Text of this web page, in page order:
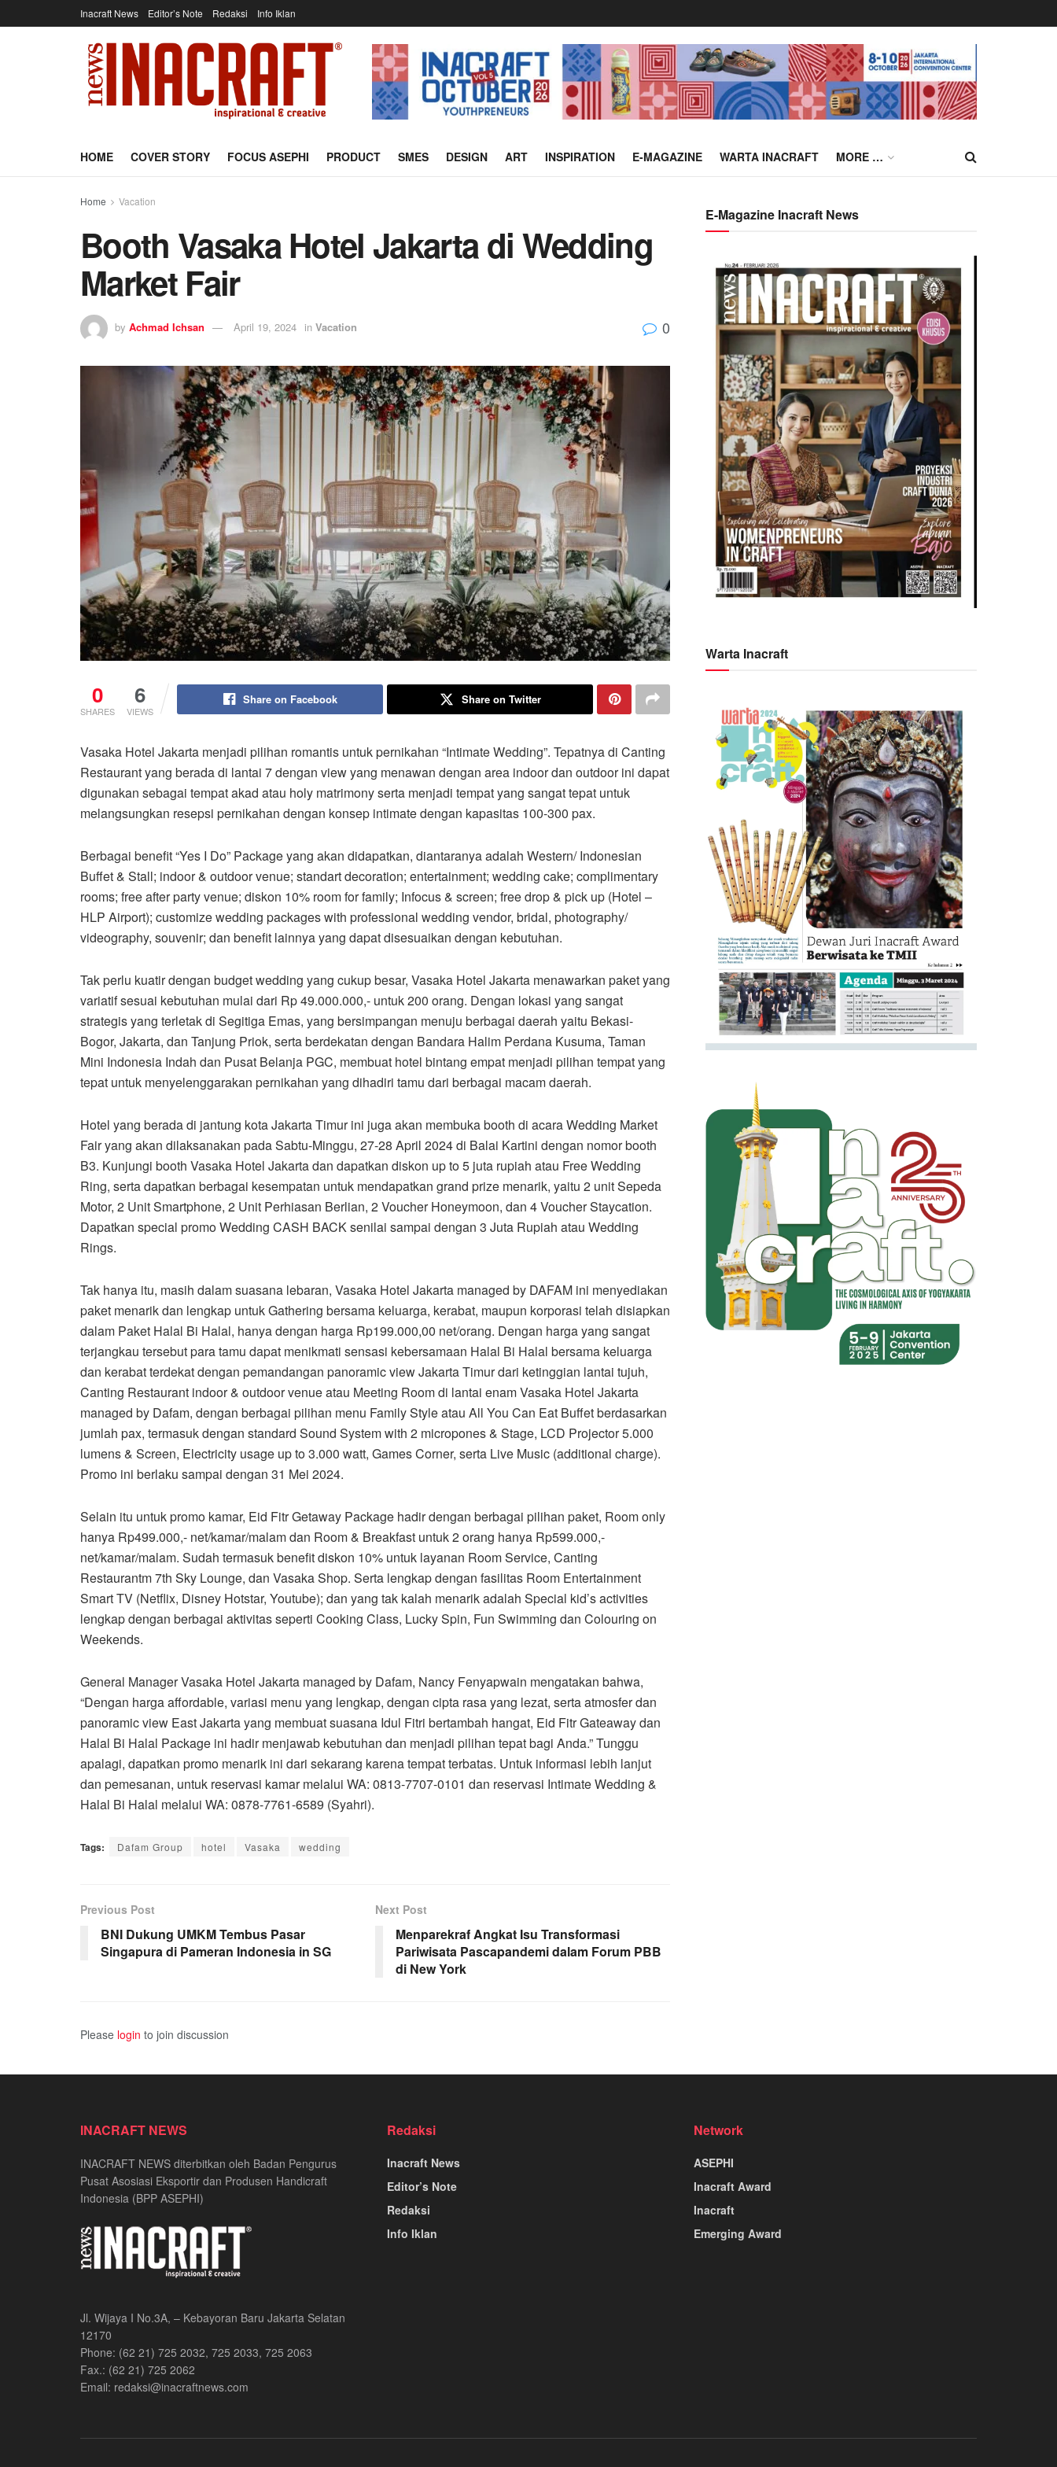
Inacraft News Editor’s Note Redaksi Info Iklan
HOME COVER STORY FOCUS ASEPHI PRODUCT SMES DESIGN ART INSPIRATION E-MAGAZINE WARTA INACRAFT MORE …
Home Vacation
Booth Vasaka Hotel Jakarta di Wedding
Market Fair
by Achmad Ichsan April 19, 2024 in Vacation 0
0
SHARES
6
VIEWS
Share on Facebook Share on Twitter
Vasaka Hotel Jakarta menjadi pilihan romantis untuk pernikahan “Intimate Wedding”. Tepatnya di Canting
Restaurant yang berada di lantai 7 dengan view yang menawan dengan area indoor dan outdoor ini dapat
digunakan sebagai tempat akad atau holy matrimony serta menjadi tempat yang sangat tepat untuk
melangsungkan resepsi pernikahan dengan konsep intimate dengan kapasitas 100-300 pax.
Berbagai benefit “Yes I Do” Package yang akan didapatkan, diantaranya adalah Western/ Indonesian
Buffet & Stall; indoor & outdoor venue; standart decoration; entertainment; wedding cake; complimentary
rooms; free after party venue; diskon 10% room for family; Infocus & screen; free drop & pick up (Hotel –
HLP Airport); customize wedding packages with professional wedding vendor, bridal, photography/
videography, souvenir; dan benefit lainnya yang dapat disesuaikan dengan kebutuhan.
Tak perlu kuatir dengan budget wedding yang cukup besar, Vasaka Hotel Jakarta menawarkan paket yang
variatif sesuai kebutuhan mulai dari Rp 49.000.000,- untuk 200 orang. Dengan lokasi yang sangat
strategis yang terletak di Segitiga Emas, yang bersimpangan menuju berbagai daerah yaitu Bekasi-
Bogor, Jakarta, dan Tanjung Priok, serta berdekatan dengan Bandara Halim Perdana Kusuma, Taman
Mini Indonesia Indah dan Pusat Belanja PGC, membuat hotel bintang empat menjadi pilihan tempat yang
tepat untuk menyelenggarakan pernikahan yang dihadiri tamu dari berbagai macam daerah.
Hotel yang berada di jantung kota Jakarta Timur ini juga akan membuka booth di acara Wedding Market
Fair yang akan dilaksanakan pada Sabtu-Minggu, 27-28 April 2024 di Balai Kartini dengan nomor booth
B3. Kunjungi booth Vasaka Hotel Jakarta dan dapatkan diskon up to 5 juta rupiah atau Free Wedding
Ring, serta dapatkan berbagai kesempatan untuk mendapatkan grand prize menarik, yaitu 2 unit Sepeda
Motor, 2 Unit Smartphone, 2 Unit Perhiasan Berlian, 2 Voucher Honeymoon, dan 4 Voucher Staycation.
Dapatkan special promo Wedding CASH BACK senilai sampai dengan 3 Juta Rupiah atau Wedding
Rings.
Tak hanya itu, masih dalam suasana lebaran, Vasaka Hotel Jakarta managed by DAFAM ini menyediakan
paket menarik dan lengkap untuk Gathering bersama keluarga, kerabat, maupun korporasi telah disiapkan
dalam Paket Halal Bi Halal, hanya dengan harga Rp199.000,00 net/orang. Dengan harga yang sangat
terjangkau tersebut para tamu dapat menikmati sensasi kebersamaan Halal Bi Halal bersama keluarga
dan kerabat terdekat dengan pemandangan panoramic view Jakarta Timur dari ketinggian lantai tujuh,
Canting Restaurant indoor & outdoor venue atau Meeting Room di lantai enam Vasaka Hotel Jakarta
managed by Dafam, dengan berbagai pilihan menu Family Style atau All You Can Eat Buffet berdasarkan
jumlah pax, termasuk dengan standard Sound System with 2 micropones & Stage, LCD Projector 5.000
lumens & Screen, Electricity usage up to 3.000 watt, Games Corner, serta Live Music (additional charge).
Promo ini berlaku sampai dengan 31 Mei 2024.
Selain itu untuk promo kamar, Eid Fitr Getaway Package hadir dengan berbagai pilihan paket, Room only
hanya Rp499.000,- net/kamar/malam dan Room & Breakfast untuk 2 orang hanya Rp599.000,-
net/kamar/malam. Sudah termasuk benefit diskon 10% untuk layanan Room Service, Canting
Restaurantm 7th Sky Lounge, dan Vasaka Shop. Serta lengkap dengan fasilitas Room Entertainment
Smart TV (Netflix, Disney Hotstar, Youtube); dan yang tak kalah menarik adalah Special kid’s activities
lengkap dengan berbagai aktivitas seperti Cooking Class, Lucky Spin, Fun Swimming dan Colouring on
Weekends.
General Manager Vasaka Hotel Jakarta managed by Dafam, Nancy Fenyapwain mengatakan bahwa,
“Dengan harga affordable, variasi menu yang lengkap, dengan cipta rasa yang lezat, serta atmosfer dan
panoramic view East Jakarta yang membuat suasana Idul Fitri bertambah hangat, Eid Fitr Gateaway dan
Halal Bi Halal Package ini hadir menjawab kebutuhan dan menjadi pilihan tepat bagi Anda.” Tunggu
apalagi, dapatkan promo menarik ini dari sekarang karena tempat terbatas. Untuk informasi lebih lanjut
dan pemesanan, untuk reservasi kamar melalui WA: 0813-7707-0101 dan reservasi Intimate Wedding &
Halal Bi Halal melalui WA: 0878-7761-6589 (Syahri).
Tags: Dafam Group hotel Vasaka wedding
Previous Post
BNI Dukung UMKM Tembus Pasar
Singapura di Pameran Indonesia in SG
Next Post
Menparekraf Angkat Isu Transformasi
Pariwisata Pascapandemi dalam Forum PBB
di New York
Please login to join discussion
E-Magazine Inacraft News
Warta Inacraft
INACRAFT NEWS
INACRAFT NEWS diterbitkan oleh Badan Pengurus
Pusat Asosiasi Eksportir dan Produsen Handicraft
Indonesia (BPP ASEPHI)
Jl. Wijaya I No.3A, – Kebayoran Baru Jakarta Selatan
12170
Phone: (62 21) 725 2032, 725 2033, 725 2063
Fax.: (62 21) 725 2062
Email: redaksi@inacraftnews.com
Redaksi
Inacraft News
Editor’s Note
Redaksi
Info Iklan
Network
ASEPHI
Inacraft Award
Inacraft
Emerging Award